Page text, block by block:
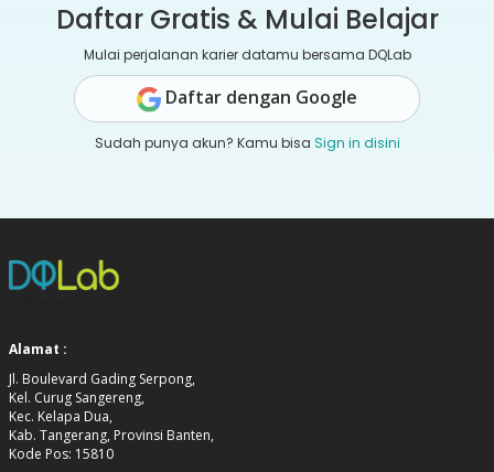
Daftar Gratis & Mulai Belajar
Mulai perjalanan karier datamu bersama DQLab
Daftar dengan Google
Sudah punya akun? Kamu bisa Sign in disini
Alamat :
Jl. Boulevard Gading Serpong,
Kel. Curug Sangereng,
Kec. Kelapa Dua,
Kab. Tangerang, Provinsi Banten,
Kode Pos: 15810